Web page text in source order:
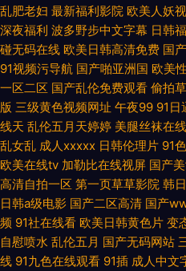
乱肥老妇 最新福利影院 欧美人妖
深夜福利 波多野步中文字幕 日韩
碰无码在线 欧美日韩高清免费 国
91视频污导航 国产啪亚洲国 欧美
一区二区 国产乱伦免费观看 偷拍
版 三级黄色视频网址 午夜99 91日
线天 乱伦五月天婷婷 美腿丝袜在
乱女乱 成人xxxxx 日韩伦理片 91
欧美在线tv 加勒比在线视屏 国产
高清自拍一区 第一页草草影院 韩
日韩a级电影 国产二区高清 国产
频 91社在线看 欧美日韩黄色片 变
自慰喷水 乱伦五月 国产无码网站
线 91九色在线观看 91插 成人中文